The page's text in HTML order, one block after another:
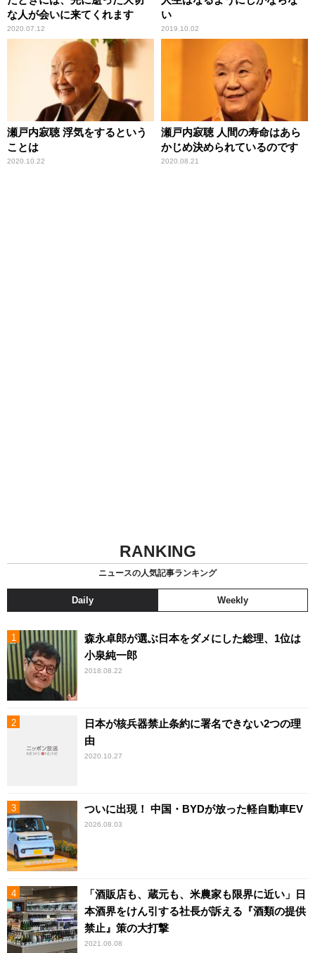
な人が会いに来てくれます
2020.07.12
い
2019.10.02
瀬戸内寂聴 浮気をするという
ことは
2020.10.22
瀬戸内寂聴 人間の寿命はあら
かじめ決められているのです
2020.08.21
RANKING
ニュースの人気記事ランキング
Daily Weekly
森永卓郎が選ぶ日本をダメにした総理、1位は
小泉純一郎
2018.08.22
日本が核兵器禁止条約に署名できない2つの理
由
2020.10.27
ついに出現！ 中国・BYDが放った軽自動車EV
2026.08.03
「酒販店も、蔵元も、米農家も限界に近い」日
本酒界をけん引する社長が訴える『酒類の提供
禁止』策の大打撃
2021.06.08